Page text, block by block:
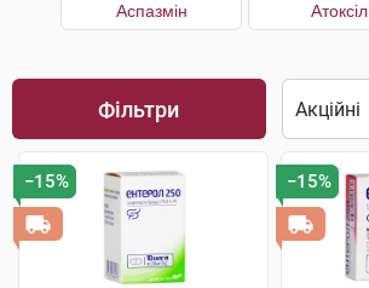
Аспазмін Атоксіл
Фільтри
−15% −15%